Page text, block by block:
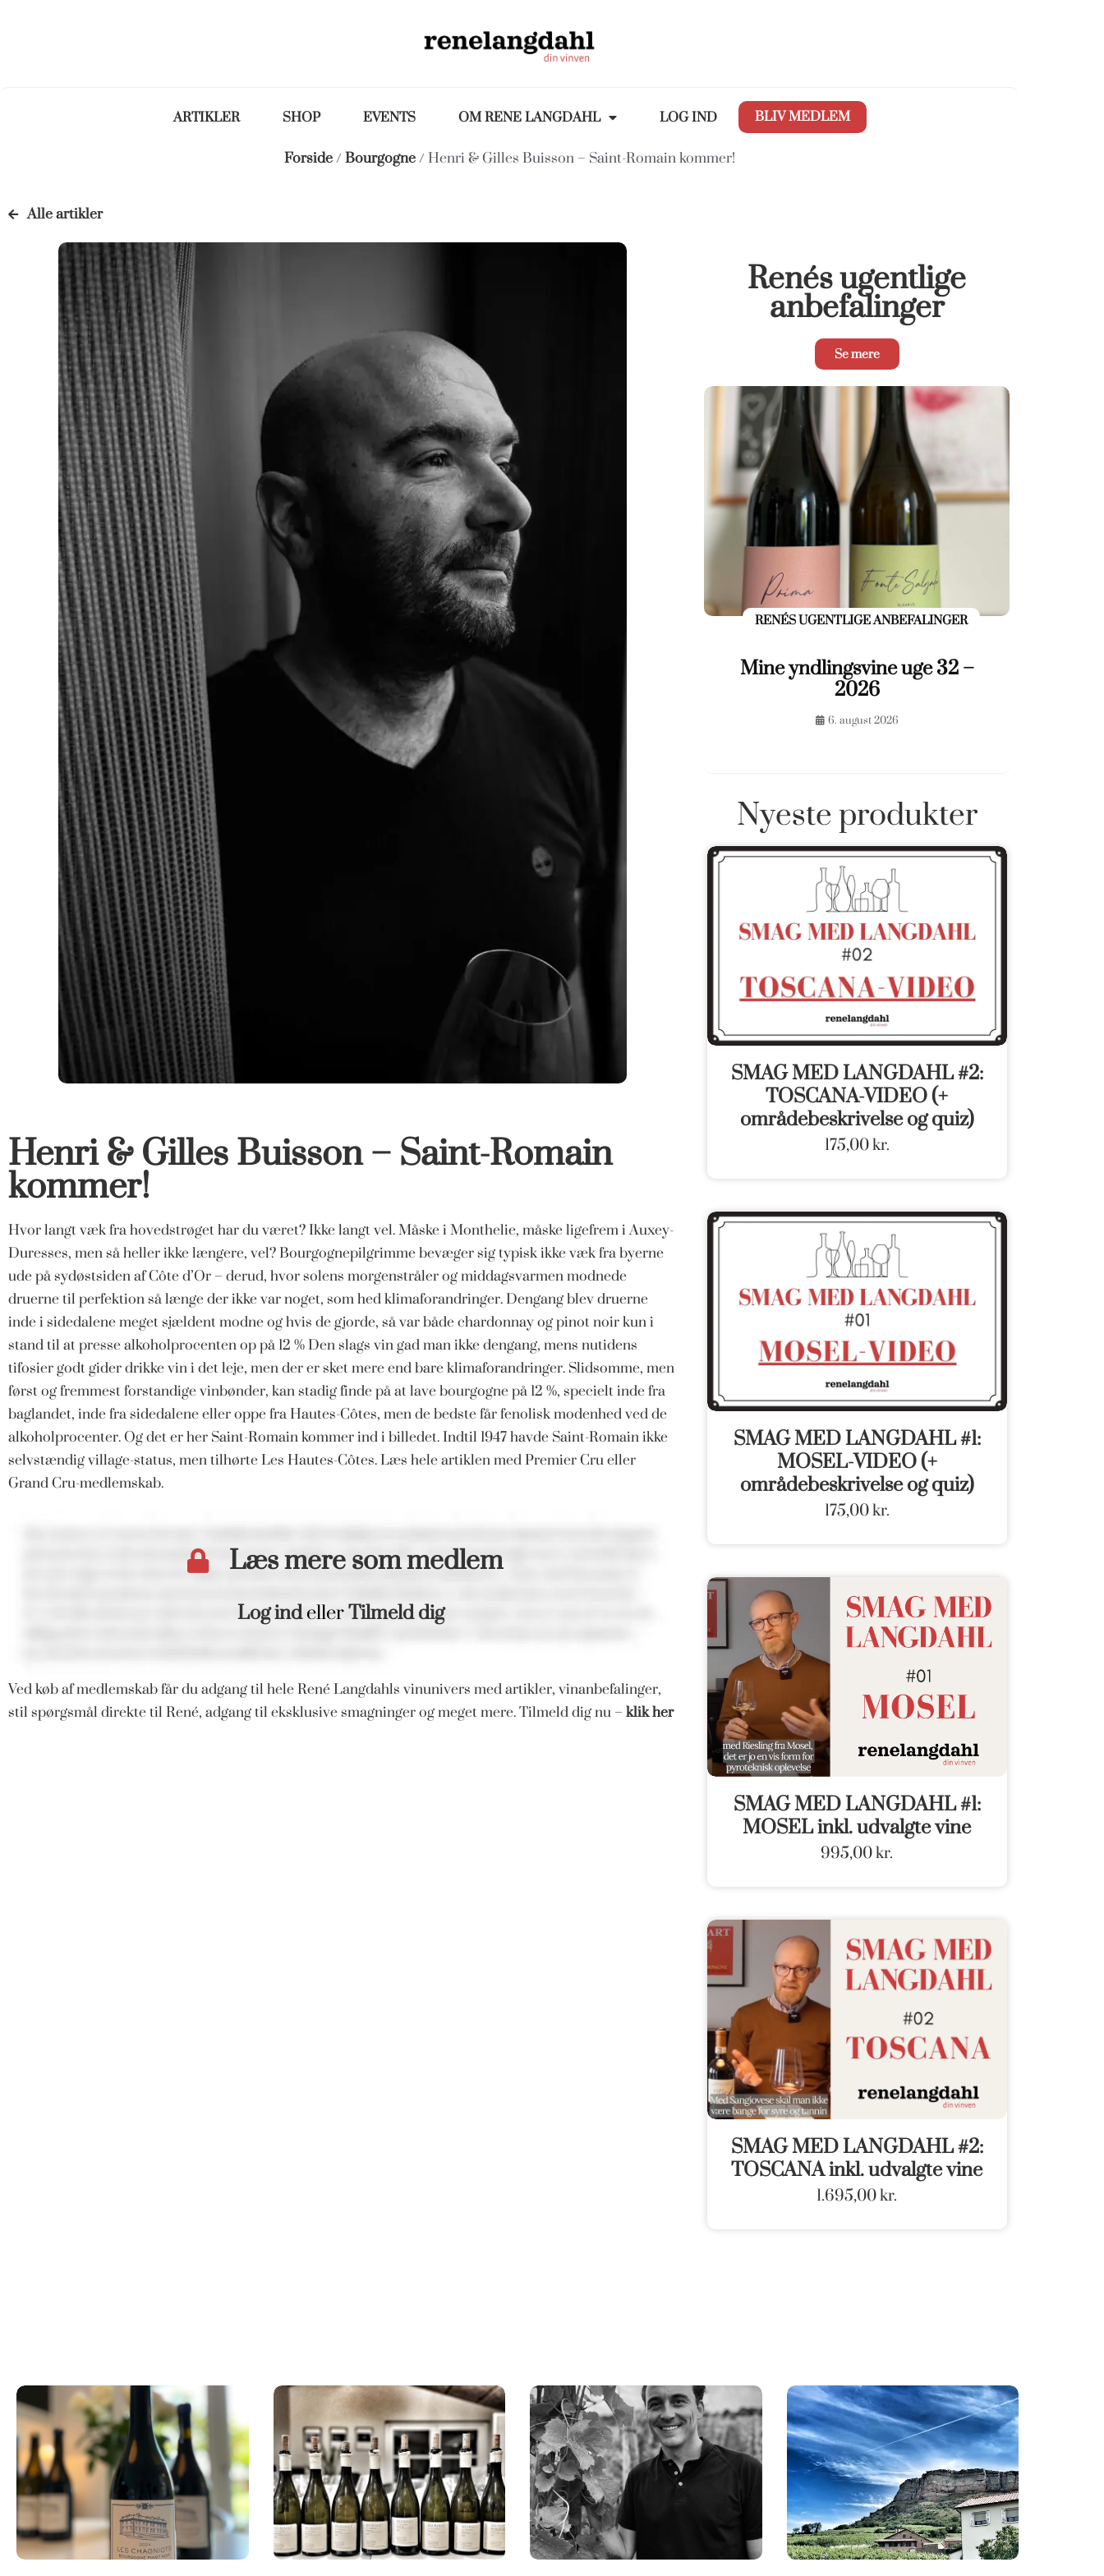
ARTIKLER SHOP EVENTS OM RENE LANGDAHL LOG IND BLIV MEDLEM
Forside/ Bourgogne/ Henri & Gilles Buisson – Saint-Romain kommer!
Alle artikler
Henri & Gilles Buisson – Saint-Romain
kommer!
Hvor langt væk fra hovedstrøget har du været? Ikke langt vel. Måske i Monthelie, måske ligefrem i Auxey-
Duresses, men så heller ikke længere, vel? Bourgognepilgrimme bevæger sig typisk ikke væk fra byerne
ude på sydøstsiden af Côte d’Or – derud, hvor solens morgenstråler og middagsvarmen modnede
druerne til perfektion så længe der ikke var noget, som hed klimaforandringer. Dengang blev druerne
inde i sidedalene meget sjældent modne og hvis de gjorde, så var både chardonnay og pinot noir kun i
stand til at presse alkoholprocenten op på 12 % Den slags vin gad man ikke dengang, mens nutidens
tifosier godt gider drikke vin i det leje, men der er sket mere end bare klimaforandringer. Slidsomme, men
først og fremmest forstandige vinbønder, kan stadig finde på at lave bourgogne på 12 %, specielt inde fra
baglandet, inde fra sidedalene eller oppe fra Hautes-Côtes, men de bedste får fenolisk modenhed ved de
alkoholprocenter. Og det er her Saint-Romain kommer ind i billedet. Indtil 1947 havde Saint-Romain ikke
selvstændig village-status, men tilhørte Les Hautes-Côtes. Læs hele artiklen med Premier Cru eller
Grand Cru-medlemskab.
Læs mere som medlem
Log indellerTilmeld dig
Ved køb af medlemskab får du adgang til hele René Langdahls vinunivers med artikler, vinanbefalinger,
stil spørgsmål direkte til René, adgang til eksklusive smagninger og meget mere. Tilmeld dig nu – klik her
Renés ugentlige
anbefalinger
Se mere
RENÉS UGENTLIGE ANBEFALINGER
Mine yndlingsvine uge 32 –
2026
6. august 2026
Nyeste produkter
SMAG MED LANGDAHL #2:
TOSCANA-VIDEO (+
områdebeskrivelse og quiz)
175,00kr.
SMAG MED LANGDAHL #1:
MOSEL-VIDEO (+
områdebeskrivelse og quiz)
175,00kr.
SMAG MED LANGDAHL #1:
MOSEL inkl. udvalgte vine
995,00kr.
SMAG MED LANGDAHL #2:
TOSCANA inkl. udvalgte vine
1.695,00kr.